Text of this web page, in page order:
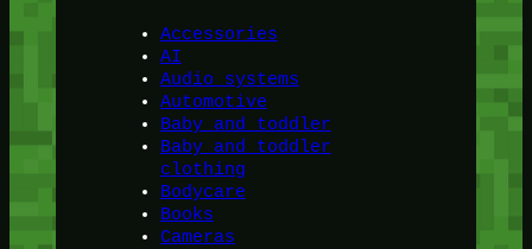
Accessories
AI
Audio systems
Automotive
Baby and toddler
Baby and toddler
clothing
Bodycare
Books
Cameras